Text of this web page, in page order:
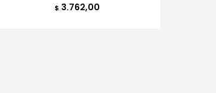
$ 3.762,00